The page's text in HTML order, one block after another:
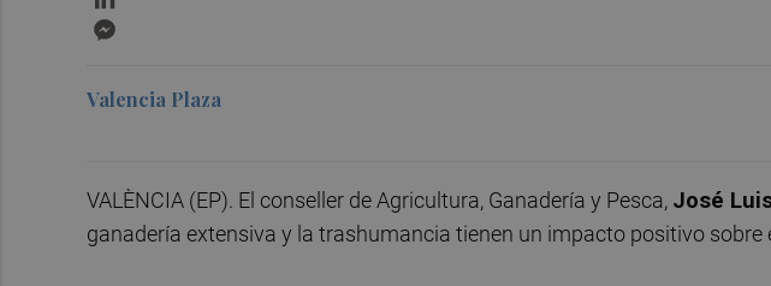
Valencia Plaza
VALÈNCIA (EP). El conseller de Agricultura, Ganadería y Pesca, José
ganadería extensiva y la trashumancia tienen un impacto positivo sobre